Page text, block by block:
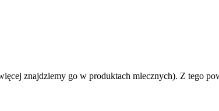
znajdziemy go w produktach mlecznych). Z tego